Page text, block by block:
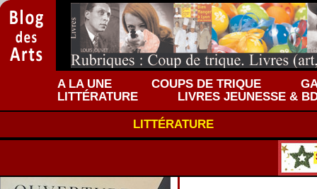
A LA UNE COUPS DE TRIQUE
LITTÉRATURE
LIVRES JEUNESSE &
LITTÉRATURE